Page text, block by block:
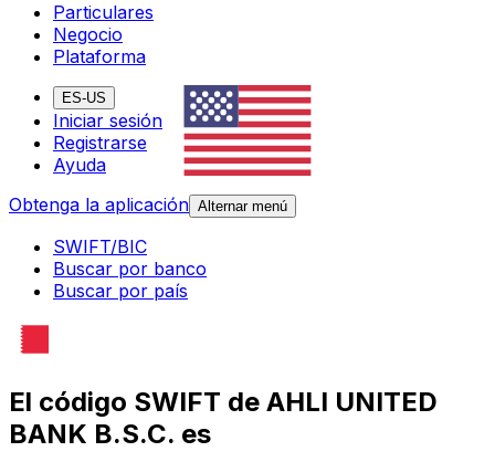
Particulares
Negocio
Plataforma
ES-US
Iniciar sesión
Registrarse
Ayuda
Obtenga la aplicación Alternar menú
SWIFT/BIC
Buscar por banco
Buscar por país
El código SWIFT de AHLI UNITED
BANK B.S.C. es